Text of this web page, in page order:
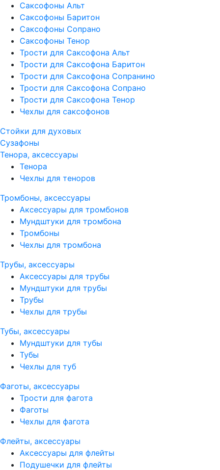
Саксофоны Альт
Саксофоны Баритон
Саксофоны Сопрано
Саксофоны Тенор
Трости для Саксофона Альт
Трости для Саксофона Баритон
Трости для Саксофона Сопранино
Трости для Саксофона Сопрано
Трости для Саксофона Тенор
Чехлы для саксофонов
Стойки для духовых
Сузафоны
Тенора, аксессуары
Тенора
Чехлы для теноров
Тромбоны, аксессуары
Аксессуары для тромбонов
Мундштуки для тромбона
Тромбоны
Чехлы для тромбона
Трубы, аксессуары
Аксессуары для трубы
Мундштуки для трубы
Трубы
Чехлы для трубы
Тубы, аксессуары
Мундштуки для тубы
Тубы
Чехлы для туб
Фаготы, аксессуары
Трости для фагота
Фаготы
Чехлы для фагота
Флейты, аксессуары
Аксессуары для флейты
Подушечки для флейты